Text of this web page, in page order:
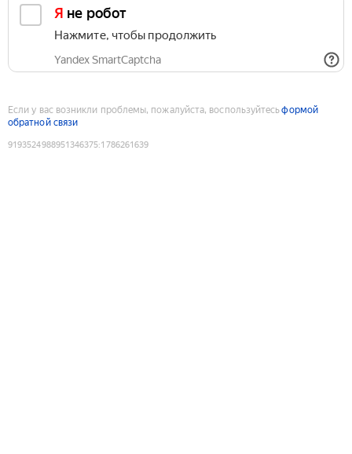
Я не робот
Нажмите, чтобы продолжить
Yandex SmartCaptcha
Если у вас возникли проблемы, пожалуйста, воспользуйтесьформой
обратной связи
9193524988951346375:1786261639